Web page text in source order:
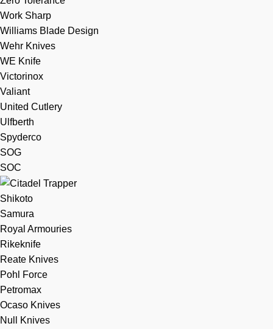
Work Sharp
Williams Blade Design
Wehr Knives
WE Knife
Victorinox
Valiant
United Cutlery
Ulfberth
Spyderco
SOG
SOC
Shikoto
Samura
Royal Armouries
Rikeknife
Reate Knives
Pohl Force
Petromax
Ocaso Knives
Null Knives